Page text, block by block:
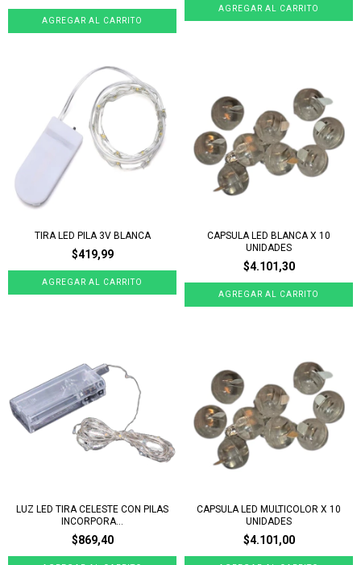
TIRA LED PILA 3V BLANCA
$419,99
CAPSULA LED BLANCA X 10
UNIDADES
$4.101,30
LUZ LED TIRA CELESTE CON PILAS
INCORPORA...
$869,40
CAPSULA LED MULTICOLOR X 10
UNIDADES
$4.101,00